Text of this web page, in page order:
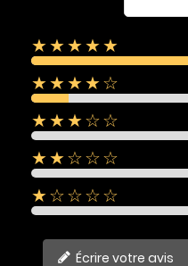
★★★★★
★★★★☆
★★★☆☆
★★☆☆☆
★☆☆☆☆
Écrire votre avis